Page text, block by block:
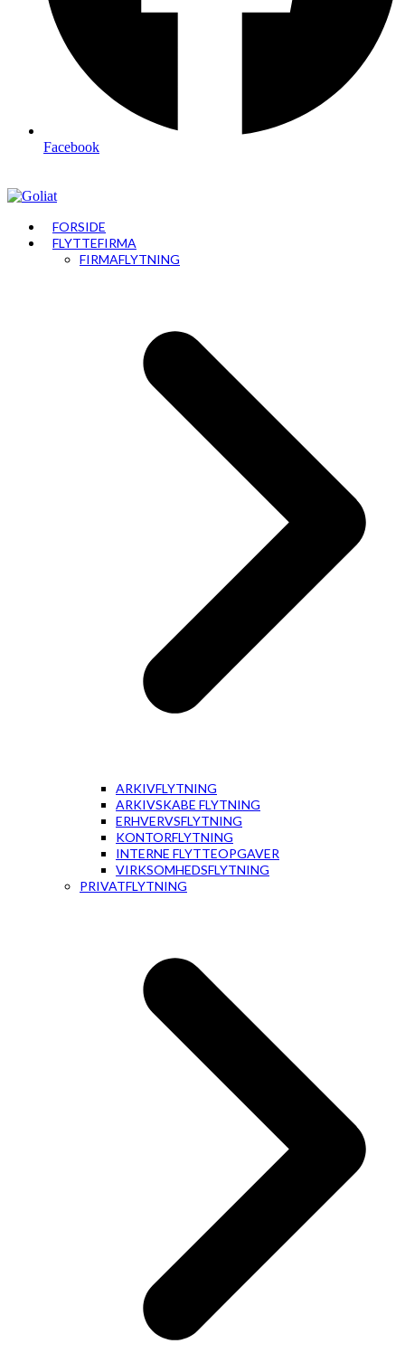
Facebook
FORSIDE
FLYTTEFIRMA
FIRMAFLYTNING
ARKIVFLYTNING
ARKIVSKABE FLYTNING
ERHVERVSFLYTNING
KONTORFLYTNING
INTERNE FLYTTEOPGAVER
VIRKSOMHEDSFLYTNING
PRIVATFLYTNING